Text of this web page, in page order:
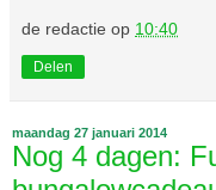
de redactie op 10:40
Delen
maandag 27 januari 2014
Nog 4 dagen: